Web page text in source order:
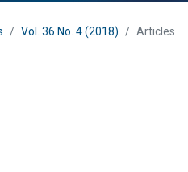
Vol. 36 No. 4 (2018) Articles